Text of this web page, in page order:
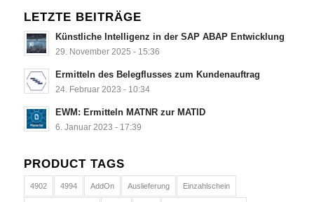
LETZTE BEITRÄGE
Künstliche Intelligenz in der SAP ABAP Entwicklung
29. November 2025 - 15:36
Ermitteln des Belegflusses zum Kundenauftrag
24. Februar 2023 - 10:34
EWM: Ermitteln MATNR zur MATID
6. Januar 2023 - 17:39
PRODUCT TAGS
4902 4994 AddOn Auslieferung Einzahlschein